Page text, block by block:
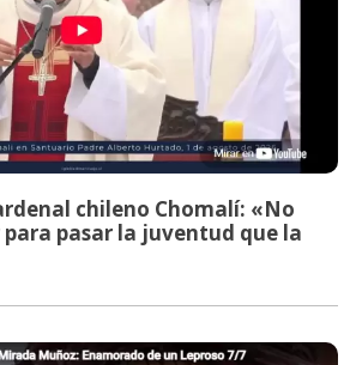
chileno Chomalí: «No
pasar la juventud que la